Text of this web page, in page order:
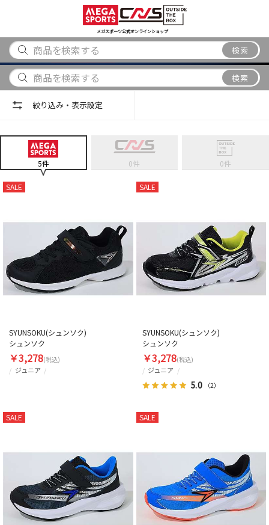
メガスポーツ公式オンラインショップ
検索
アウトドア
から探す
ブランド
から探す
検索
絞り込み・表示設定
5件 0件 0件
SALE
ジュニア
SYUNSOKU(シュンソク)
シュンソク
￥3,278(税込)
SALE
ジュニア
5.0 （2）
SYUNSOKU(シュンソク)
シュンソク
￥3,278(税込)
SALE SALE